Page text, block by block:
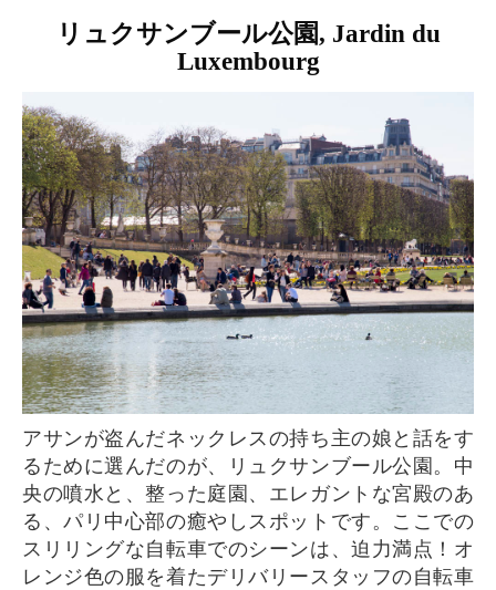
リュクサンブール公園, Jardin du
Luxembourg
アサンが盗んだネックレスの持ち主の娘と話をす
るために選んだのが、リュクサンブール公園。中
央の噴水と、整った庭園、エレガントな宮殿のあ
る、パリ中心部の癒やしスポットです。ここでの
スリリングな自転車でのシーンは、迫力満点！オ
レンジ色の服を着たデリバリースタッフの自転車